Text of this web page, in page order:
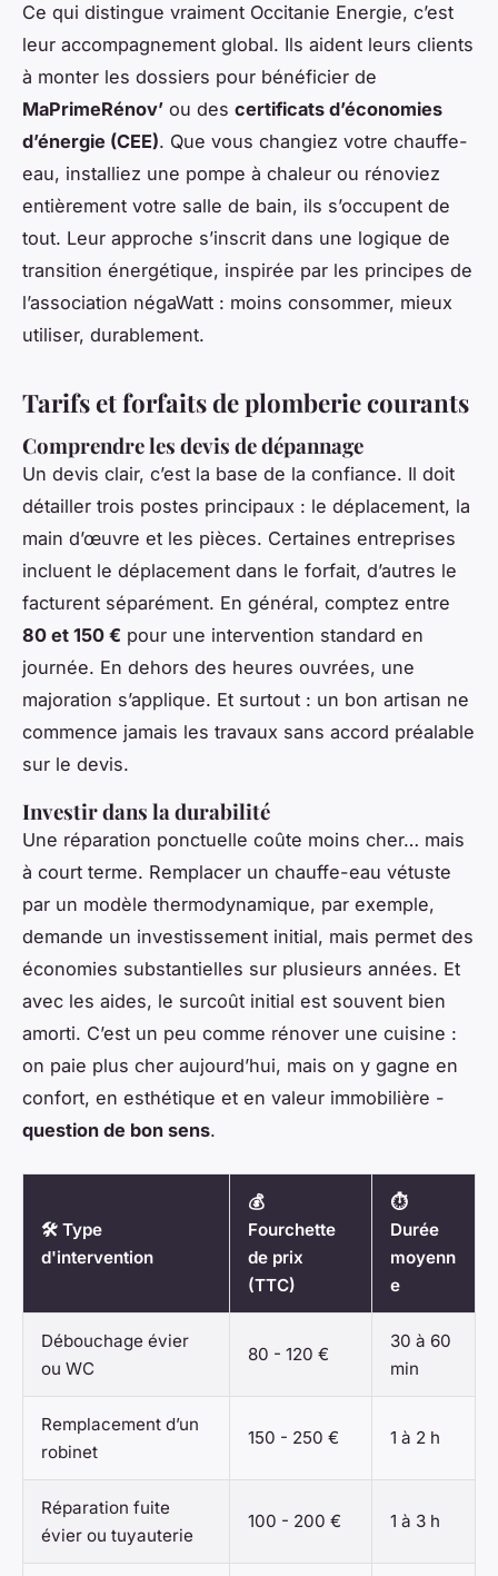
Ce qui distingue vraiment Occitanie Energie, c’est
leur accompagnement global. Ils aident leurs clients
à monter les dossiers pour bénéficier de
MaPrimeRénov’ ou des certificats d’économies
d’énergie (CEE). Que vous changiez votre chauffe-
eau, installiez une pompe à chaleur ou rénoviez
entièrement votre salle de bain, ils s’occupent de
tout. Leur approche s’inscrit dans une logique de
transition énergétique, inspirée par les principes de
l’association négaWatt : moins consommer, mieux
utiliser, durablement.
Tarifs et forfaits de plomberie courants
Comprendre les devis de dépannage
Un devis clair, c’est la base de la confiance. Il doit
détailler trois postes principaux : le déplacement, la
main d’œuvre et les pièces. Certaines entreprises
incluent le déplacement dans le forfait, d’autres le
facturent séparément. En général, comptez entre
80 et 150 € pour une intervention standard en
journée. En dehors des heures ouvrées, une
majoration s’applique. Et surtout : un bon artisan ne
commence jamais les travaux sans accord préalable
sur le devis.
Investir dans la durabilité
Une réparation ponctuelle coûte moins cher… mais
à court terme. Remplacer un chauffe-eau vétuste
par un modèle thermodynamique, par exemple,
demande un investissement initial, mais permet des
économies substantielles sur plusieurs années. Et
avec les aides, le surcoût initial est souvent bien
amorti. C’est un peu comme rénover une cuisine :
on paie plus cher aujourd’hui, mais on y gagne en
confort, en esthétique et en valeur immobilière -
question de bon sens.
🛠️ Type
d'intervention
💰
Fourchette
de prix
(TTC)
⏱️
Durée
moyenn
e
Débouchage évier
ou WC
80 - 120 €
30 à 60
min
Remplacement d’un
robinet
150 - 250 € 1 à 2 h
Réparation fuite
évier ou tuyauterie
100 - 200 € 1 à 3 h